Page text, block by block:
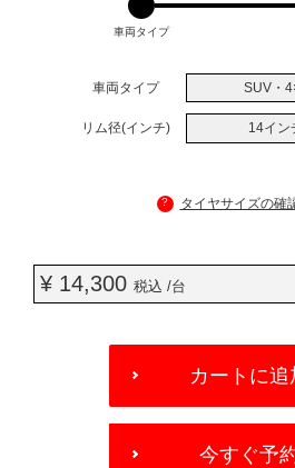
車両タイプ
車両タイプ SUV・
リム径(インチ) 14イン
? タイヤサイズの確
¥ 14,300 税込 /台
OPTIONS
カートに追
今すぐ予